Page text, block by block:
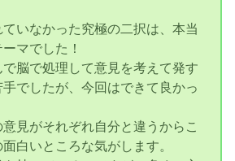
いなかった究極の二択は、本当
マでした！
脳で処理して意見を考えて発す
でしたが、今回はできて良かっ
見がそれぞれ自分と違うからこ
白いところな気がします。